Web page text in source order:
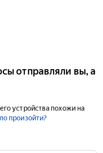
отправляли вы, а
устройства похожи на
произойти?